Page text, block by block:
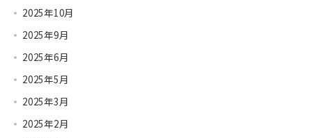
2025年10月
2025年9月
2025年6月
2025年5月
2025年3月
2025年2月